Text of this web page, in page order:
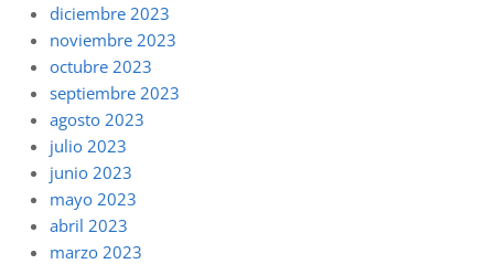
diciembre 2023
noviembre 2023
octubre 2023
septiembre 2023
agosto 2023
julio 2023
junio 2023
mayo 2023
abril 2023
marzo 2023